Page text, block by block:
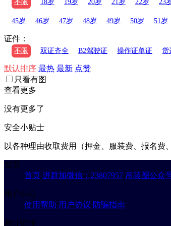
不限 18岁 19岁 20岁 21岁 22岁 23
45岁 46岁 47岁 48岁 49岁 50岁 51岁
证件：
不限 双证齐全 B2驾驶证 操作证单证 货
默认排序 最热 最新 点赞
只看有图
查看更多
没有更多了
安全小贴士
以各种理由收取费用（押金、服装费、报名费
首页
首页 进群加微信：23807957 吊装圈公众
用户中心
使用帮助 用户协议 防骗指南
网址链接